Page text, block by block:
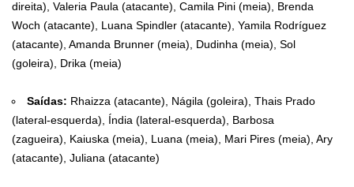
direita), Valeria Paula (atacante), Camila Pini (meia), Brenda
Woch (atacante), Luana Spindler (atacante), Yamila Rodríguez
(atacante), Amanda Brunner (meia), Dudinha (meia), Sol
(goleira), Drika (meia)
Saídas: Rhaizza (atacante), Nágila (goleira), Thais Prado
(lateral-esquerda), Índia (lateral-esquerda), Barbosa
(zagueira), Kaiuska (meia), Luana (meia), Mari Pires (meia), Ary
(atacante), Juliana (atacante)